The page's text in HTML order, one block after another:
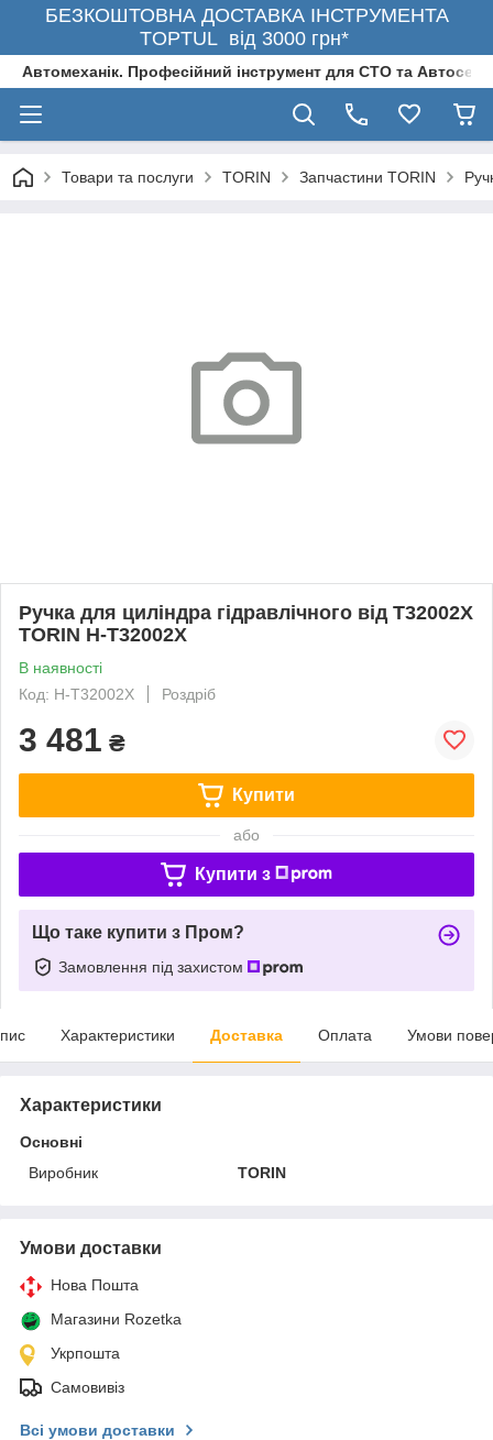
БЕЗКОШТОВНА ДОСТАВКА ІНСТРУМЕНТА
TOPTUL від 3000 грн*
Автомеханік. Професійний інструмент для СТО та
Товари та послуги TORIN Запчастини TORIN
Ручка для циліндра гідравлічного від T32002X
TORIN H-T32002X
В наявності
Код: H-T32002X
Роздріб
3 481 ₴
Купити
або
Купити з
Що таке купити з Пром?
Замовлення під захистом
Характеристики Доставка Оплата Умови
Характеристики
Основні
Виробник
TORIN
Умови доставки
Нова Пошта
Магазини Rozetka
Укрпошта
Самовивіз
Всі умови доставки